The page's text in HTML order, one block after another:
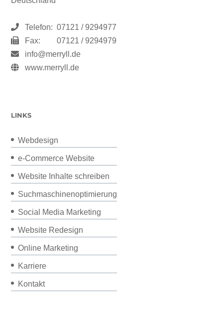
Telefon: 07121 / 9294977
Fax:
07121 / 9294979
info@merryll.de
www.merryll.de
LINKS
Webdesign
e-Commerce Website
Website Inhalte schreiben
Suchmaschinenoptimierung
Social Media Marketing
Website Redesign
Online Marketing
Karriere
Kontakt